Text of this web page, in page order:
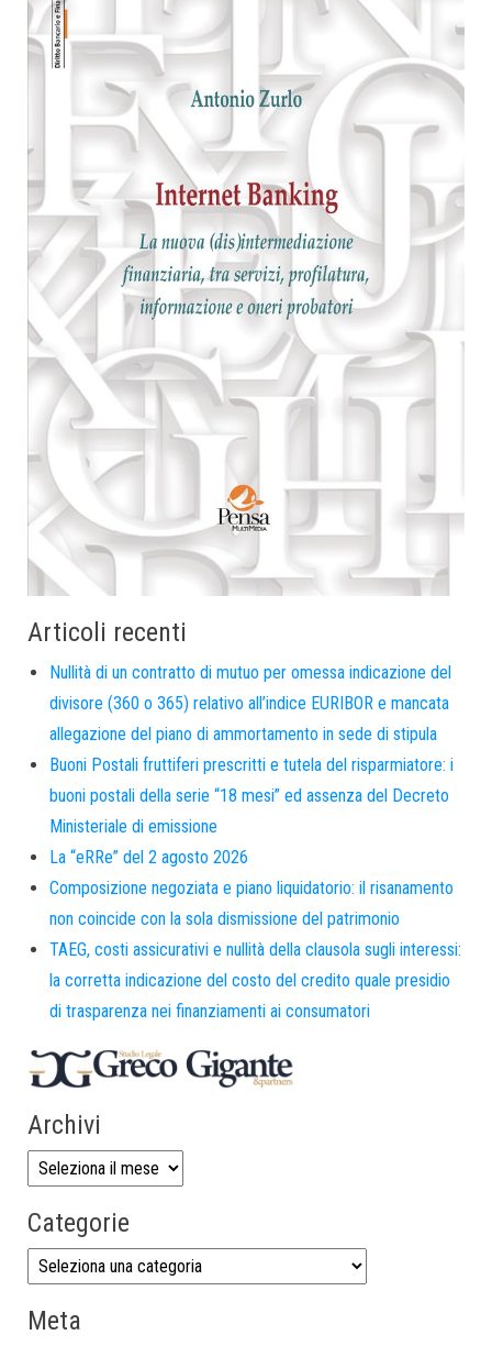
Articoli recenti
Nullità di un contratto di mutuo per omessa indicazione del
divisore (360 o 365) relativo all’indice EURIBOR e mancata
allegazione del piano di ammortamento in sede di stipula
Buoni Postali fruttiferi prescritti e tutela del risparmiatore: i
buoni postali della serie “18 mesi” ed assenza del Decreto
Ministeriale di emissione
La “eRRe” del 2 agosto 2026
Composizione negoziata e piano liquidatorio: il risanamento
non coincide con la sola dismissione del patrimonio
TAEG, costi assicurativi e nullità della clausola sugli interessi:
la corretta indicazione del costo del credito quale presidio
di trasparenza nei finanziamenti ai consumatori
Archivi
Categorie
Meta